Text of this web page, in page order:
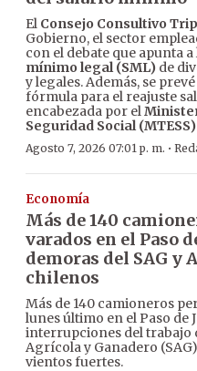
El Consejo Consultivo
Gobierno, el sector
con el debate que apunta
mínimo legal (SML) de
y legales. Además, se
fórmula para el reajuste
encabezada por el
Seguridad Social
Agosto 7, 2026 07:01 p. m. ·
Economía
Más de 140
varados en el Paso
demoras del SAG y
chilenos
Más de 140 camioneros
lunes último en el Paso de
interrupciones del trabajo
Agrícola y Ganadero
vientos fuertes.